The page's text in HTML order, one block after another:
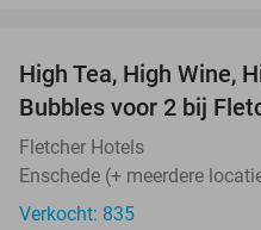
High Tea, High Wine,
Bubbles voor 2 bij
Fletcher Hotels
Enschede (+ meerdere
Verkocht: 835